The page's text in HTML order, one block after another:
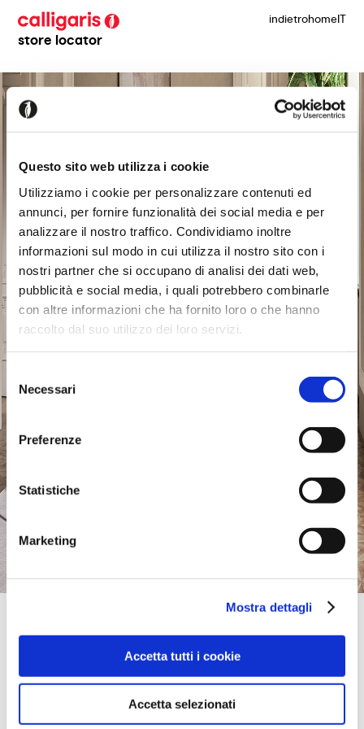
Questo sito web utilizza i cookie
Utilizziamo i cookie per personalizzare contenuti ed
annunci, per fornire funzionalità dei social media e per
analizzare il nostro traffico. Condividiamo inoltre
informazioni sul modo in cui utilizza il nostro sito con i
nostri partner che si occupano di analisi dei dati web,
pubblicità e social media, i quali potrebbero combinarle
con altre informazioni che ha fornito loro o che hanno
raccolto dal suo utilizzo dei loro servizi.
del
consenso
Necessari
Preferenze
Statistiche
Marketing
Mostra dettagli
Accetta tutti i cookie
Accetta selezionati
store locator
indietrohomeIT
Roson & Coccolo Arredamenti | S.Giorgio Di
Nogaro
VIA MARITTIMA, 11,
portami qui